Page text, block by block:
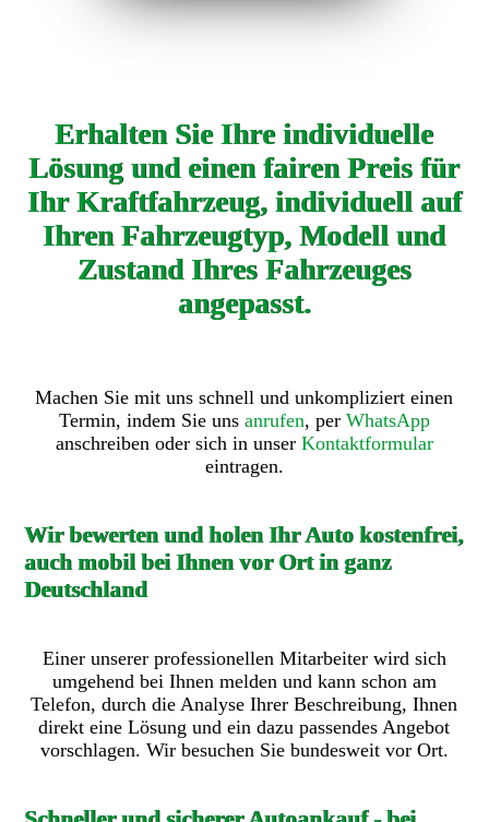
Erhalten Sie Ihre individuelle
Lösung und einen fairen Preis für
Ihr Kraftfahrzeug, individuell auf
Ihren Fahrzeugtyp, Modell und
Zustand Ihres Fahrzeuges
angepasst.
Machen Sie mit uns schnell und unkompliziert einen
Termin, indem Sie uns anrufen, per WhatsApp
anschreiben oder sich in unser Kontaktformular
eintragen.
Wir bewerten und holen Ihr Auto kostenfrei,
auch mobil bei Ihnen vor Ort in ganz
Deutschland
Einer unserer professionellen Mitarbeiter wird sich
umgehend bei Ihnen melden und kann schon am
Telefon, durch die Analyse Ihrer Beschreibung, Ihnen
direkt eine Lösung und ein dazu passendes Angebot
vorschlagen. Wir besuchen Sie bundesweit vor Ort.